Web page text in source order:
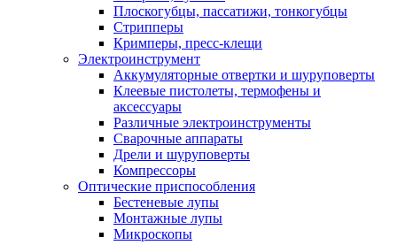
Плоскогубцы, пассатижи, тонкогубцы
Стрипперы
Кримперы, пресс-клещи
Электроинструмент
Аккумуляторные отвертки и шуруповерты
Клеевые пистолеты, термофены и
аксессуары
Различные электроинструменты
Сварочные аппараты
Дрели и шуруповерты
Компрессоры
Оптические приспособления
Бестеневые лупы
Монтажные лупы
Микроскопы